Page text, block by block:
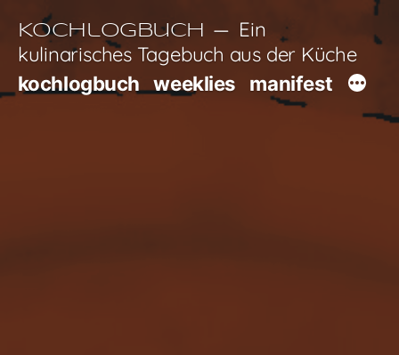
Inhalt
springen
Kochlogbuch
Ein
kulinarisches Tagebuch aus der Küche
kochlogbuch weeklies manifest